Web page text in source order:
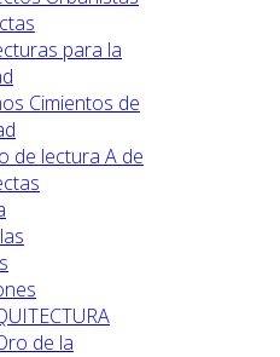
para la
Cimientos de
de lectura A de
de la